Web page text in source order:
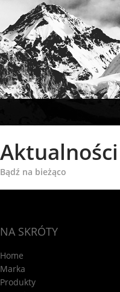
Aktualności
Bądź na bieżąco
NA SKRÓTY
Home
Marka
Produkty